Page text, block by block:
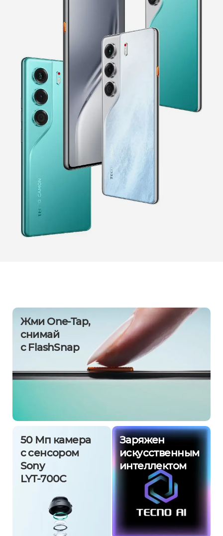
Сравнить модели
MEGA MINI
Что нового?
Carlcare
Жми One-Tap,
снимай
с FlashSnap
50 Мп камера
с сенсором
Sony
LYT-700C
Заряжен
искусственным
интеллектом